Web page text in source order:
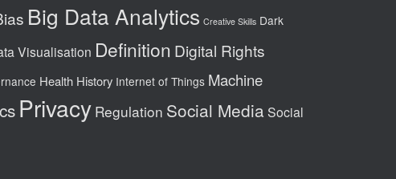
Big Data Analytics Creative Skills Dark
Visualisation Definition Digital Rights
Health History Internet of Things Machine
Privacy Regulation Social Media Social